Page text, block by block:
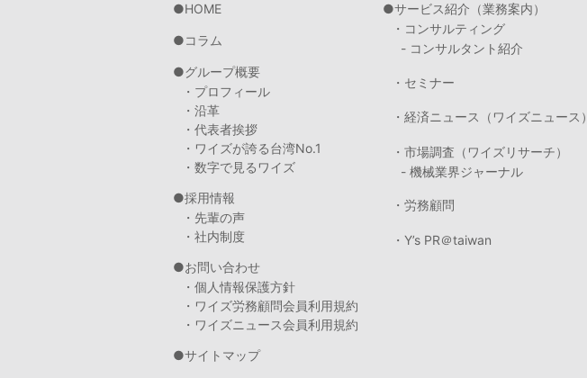
HOME
コラム
グループ概要
・プロフィール
・沿革
・代表者挨拶
・ワイズが誇る台湾No.1
・数字で見るワイズ
採用情報
・先輩の声
・社内制度
お問い合わせ
・個人情報保護方針
・ワイズ労務顧問会員利用規約
・ワイズニュース会員利用規約
サイトマップ
サービス紹介（業務案内）
・コンサルティング
- コンサルタント紹介
・セミナー
・経済ニュース（ワイズニュース）
・市場調査（ワイズリサーチ）
- 機械業界ジャーナル
・労務顧問
・Y’s PR＠taiwan